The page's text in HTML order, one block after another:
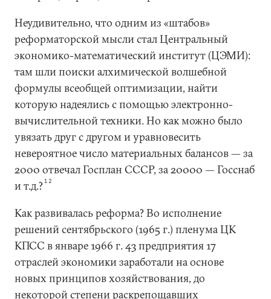
Неудивительно, что одним из «штабов»
реформаторской мысли стал Центральный
экономико-математический институт (ЦЭМИ):
там шли поиски алхимической волшебной
формулы всеобщей оптимизации, найти
которую надеялись с помощью электронно-
вычислительной техники. Но как можно было
увязать друг с другом и уравновесить
невероятное число материальных балансов — за
2000 отвечал Госплан СССР, за 20000 — Госснаб
и т.д.?12
Как развивалась реформа? Во исполнение
решений сентябрьского (1965 г.) пленума ЦК
КПСС в январе 1966 г. 43 предприятия 17
отраслей экономики заработали на основе
новых принципов хозяйствования, до
некоторой степени раскрепощавших